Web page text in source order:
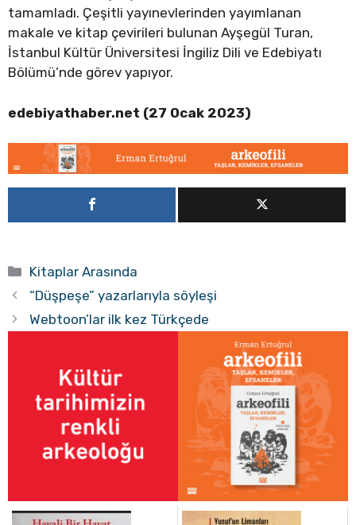
tamamladı. Çeşitli yayınevlerinden yayımlanan
makale ve kitap çevirileri bulunan Ayşegül Turan,
İstanbul Kültür Üniversitesi İngiliz Dili ve Edebiyatı
Bölümü’nde görev yapıyor.
edebiyathaber.net (27 Ocak 2023)
Kategoriler
Kitaplar Arasında
“Düşpeşe” yazarlarıyla söyleşi
Webtoon’lar ilk kez Türkçede